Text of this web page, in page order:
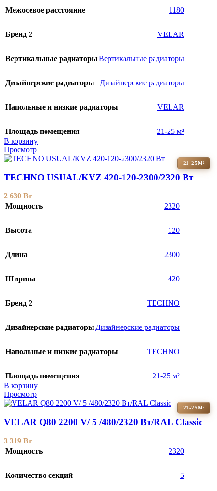
Межосевое расстояние 1180
Бренд 2 VELAR
Вертикальные радиаторыВертикальные радиаторы
Дизайнерские радиаторы Дизайнерские радиаторы
Напольные и низкие радиаторы VELAR
Площадь помещения
21-25 м²
В корзину
Просмотр
21-25М²
TECHNO USUAL/KVZ 420-120-2300/2320 Вт
2 630 Br
Мощность
2320
Высота 120
Длина 2300
Ширина 420
Бренд 2 TECHNO
Дизайнерские радиаторыДизайнерские радиаторы
Напольные и низкие радиаторы TECHNO
Площадь помещения
21-25 м²
В корзину
Просмотр
21-25М²
VELAR Q80 2200 V/ 5 /480/2320 Вт/RAL Classic
3 319 Br
Мощность
2320
Количество секций 5